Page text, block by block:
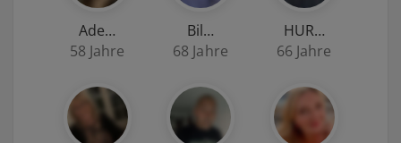
Ade…
58 Jahre
Bil…
68 Jahre
HUR…
66 Jahre